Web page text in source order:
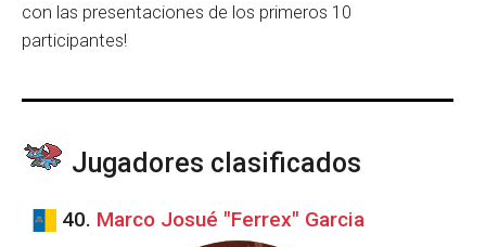
con las presentaciones de los primeros 10
participantes!
Jugadores clasificados
40. Marco Josué "Ferrex" Garcia